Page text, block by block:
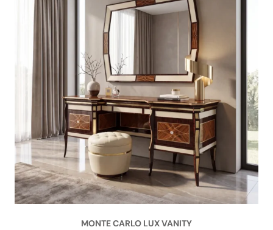
MONTE CARLO LUX VANITY